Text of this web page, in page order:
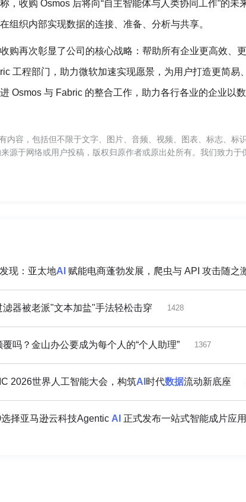
，收购 Osmos 后将向“自主智能体与人类协同工作”的
组织内部实现数据的连接、准备、分析与共享。
购再次彰显了公司的核心战略：帮助所有企业更高效、
工程部门，助力微软加速实现愿景，为用户打造更简易
Osmos 与 Fabric 的整合工作，助力各行各业的企业以数
内容，包括但不限于文字、图片、音频、视频、图表、标志、标
源于网络或用户投稿，版权归原作者或原出处所有。我们致力
现：亚太地AI 赋能电商蓬勃发展，爬虫与 API 攻击随之
滤器被老派"文本加盐"手法轻松击穿 1428
覆吗？金山办公要成为每个人的“个人助理” 1367
2026世界人工智能大会，构筑AI 时代数据流动新底座
择亚马逊云科技Agentic AI 正式发布一站式智能成片应用